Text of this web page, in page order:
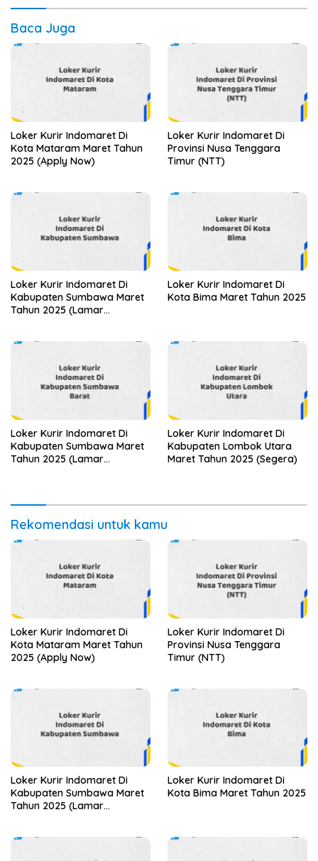
Baca Juga
Loker Kurir Indomaret Di
Kota Mataram Maret Tahun
2025 (Apply Now)
Loker Kurir Indomaret Di
Provinsi Nusa Tenggara
Timur (NTT)
Loker Kurir Indomaret Di
Kabupaten Sumbawa Maret
Tahun 2025 (Lamar
Loker Kurir Indomaret Di
Kota Bima Maret Tahun 2025
Loker Kurir Indomaret Di
Kabupaten Sumbawa Maret
Tahun 2025 (Lamar
Loker Kurir Indomaret Di
Kabupaten Lombok Utara
Maret Tahun 2025 (Segera)
Rekomendasi untuk kamu
Loker Kurir Indomaret Di
Kota Mataram Maret Tahun
2025 (Apply Now)
Loker Kurir Indomaret Di
Provinsi Nusa Tenggara
Timur (NTT)
Loker Kurir Indomaret Di
Kabupaten Sumbawa Maret
Tahun 2025 (Lamar
Loker Kurir Indomaret Di
Kota Bima Maret Tahun 2025